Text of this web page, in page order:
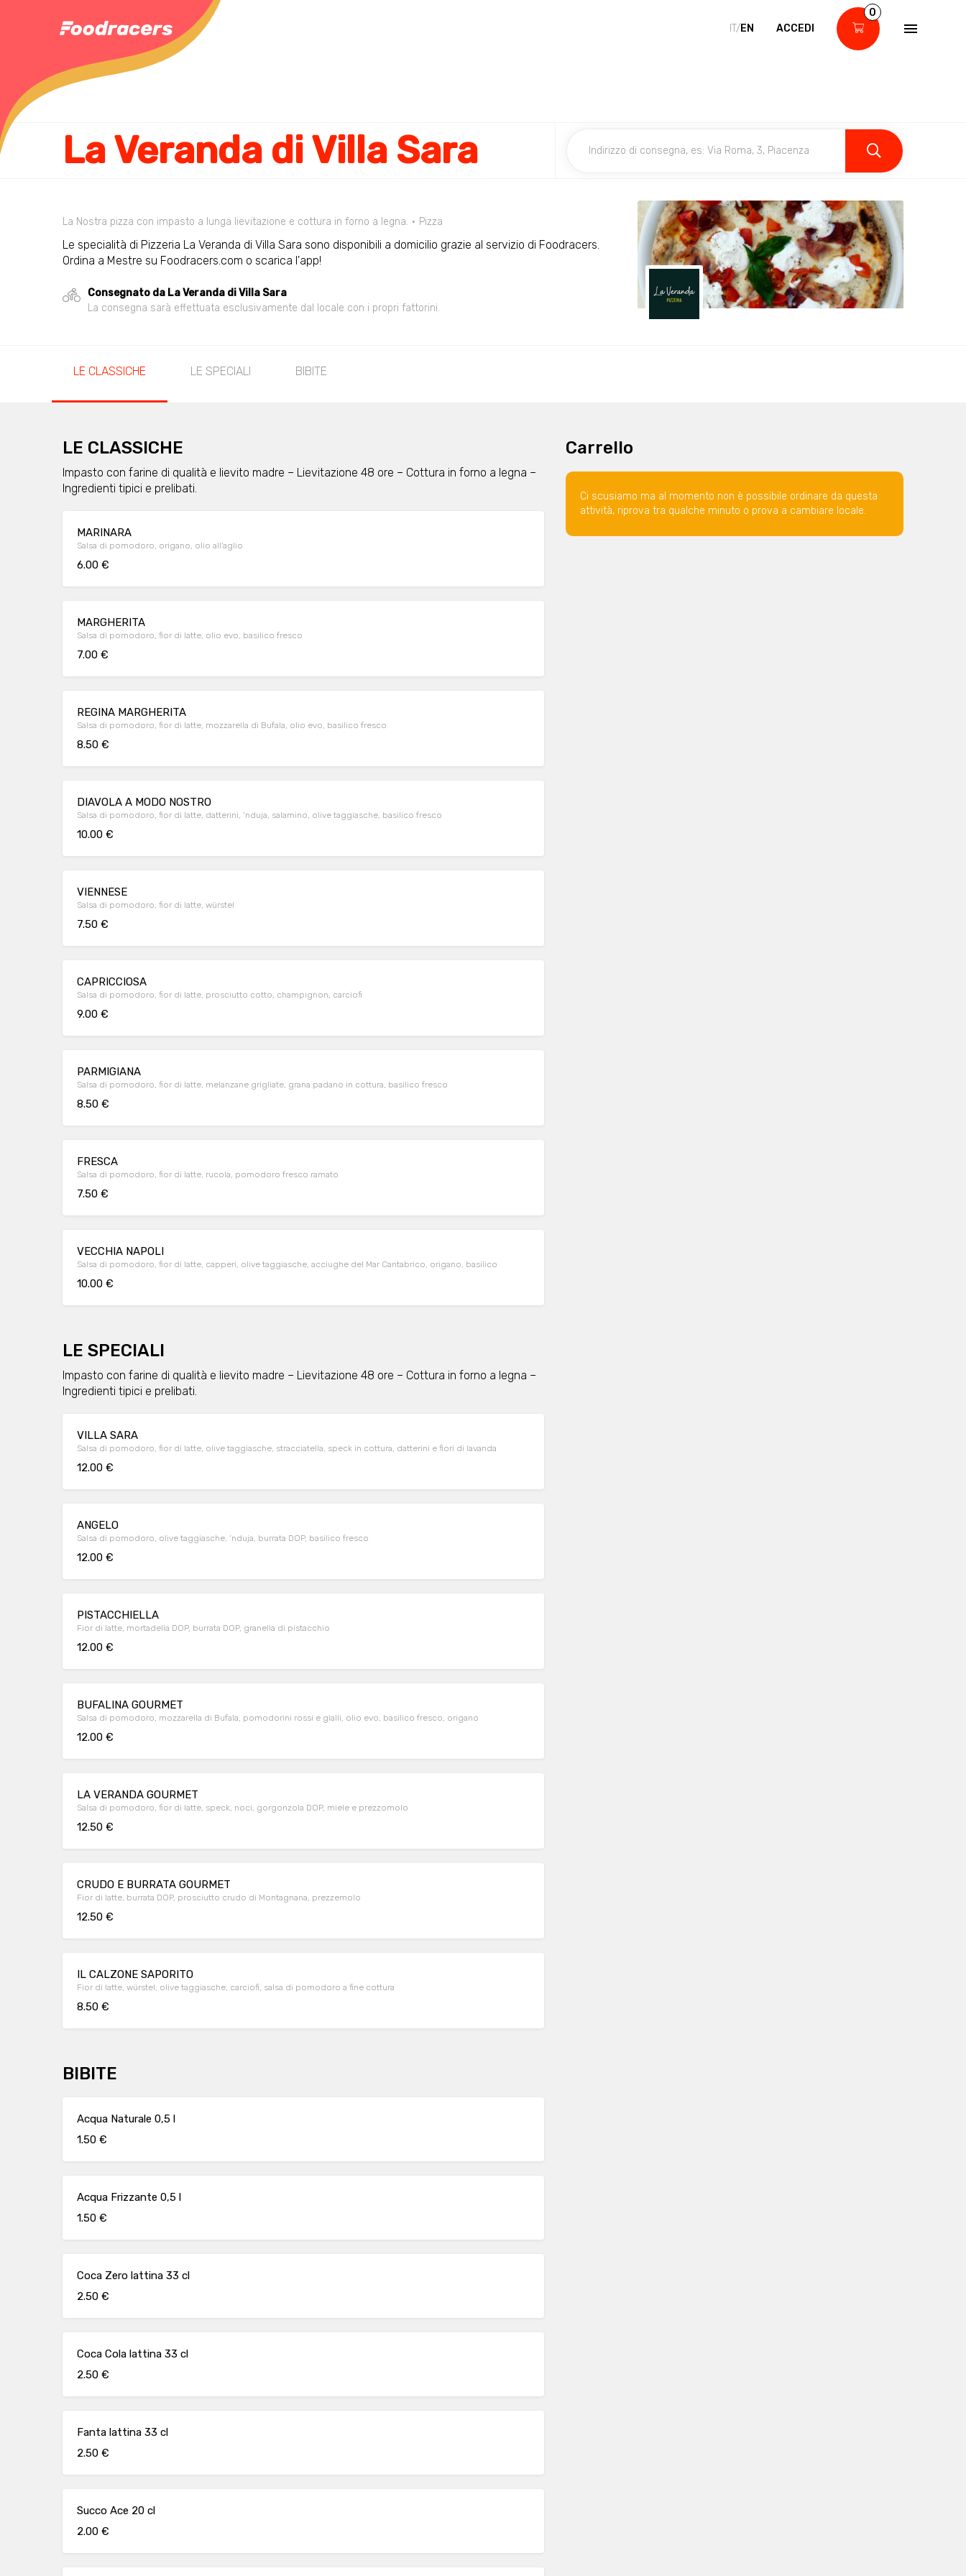
IT/EN ACCEDI
0
La Veranda di Villa Sara
La Nostra pizza con impasto a lunga lievitazione e cottura in forno a legna. Pizza
Le specialità di Pizzeria La Veranda di Villa Sara sono disponibili a domicilio grazie al servizio di Foodracers.
Ordina a Mestre su Foodracers.com o scarica l'app!
Consegnato da La Veranda di Villa Sara
La consegna sarà effettuata esclusivamente dal locale con i propri fattorini.
LE CLASSICHE LE SPECIALI BIBITE
LE CLASSICHE
Impasto con farine di qualità e lievito madre – Lievitazione 48 ore – Cottura in forno a legna –
Ingredienti tipici e prelibati.
MARINARA
Salsa di pomodoro, origano, olio all’aglio
6.00 €
MARGHERITA
Salsa di pomodoro, fior di latte, olio evo, basilico fresco
7.00 €
REGINA MARGHERITA
Salsa di pomodoro, fior di latte, mozzarella di Bufala, olio evo, basilico fresco
8.50 €
DIAVOLA A MODO NOSTRO
Salsa di pomodoro, fior di latte, datterini, ‘nduja, salamino, olive taggiasche, basilico fresco
10.00 €
VIENNESE
Salsa di pomodoro, fior di latte, würstel
7.50 €
CAPRICCIOSA
Salsa di pomodoro, fior di latte, prosciutto cotto, champignon, carciofi
9.00 €
PARMIGIANA
Salsa di pomodoro, fior di latte, melanzane grigliate, grana padano in cottura, basilico fresco
8.50 €
FRESCA
Salsa di pomodoro, fior di latte, rucola, pomodoro fresco ramato
7.50 €
VECCHIA NAPOLI
Salsa di pomodoro, fior di latte, capperi, olive taggiasche, acciughe del Mar Cantabrico, origano, basilico
10.00 €
LE SPECIALI
Impasto con farine di qualità e lievito madre – Lievitazione 48 ore – Cottura in forno a legna –
Ingredienti tipici e prelibati.
VILLA SARA
Salsa di pomodoro, fior di latte, olive taggiasche, stracciatella, speck in cottura, datterini e fiori di lavanda
12.00 €
ANGELO
Salsa di pomodoro, olive taggiasche, ‘nduja, burrata DOP, basilico fresco
12.00 €
PISTACCHIELLA
Fior di latte, mortadella DOP, burrata DOP, granella di pistacchio
12.00 €
BUFALINA GOURMET
Salsa di pomodoro, mozzarella di Bufala, pomodorini rossi e gialli, olio evo, basilico fresco, origano
12.00 €
LA VERANDA GOURMET
Salsa di pomodoro, fior di latte, speck, noci, gorgonzola DOP, miele e prezzomolo
12.50 €
CRUDO E BURRATA GOURMET
Fior di latte, burrata DOP, prosciutto crudo di Montagnana, prezzemolo
12.50 €
IL CALZONE SAPORITO
Fior di latte, würstel, olive taggiasche, carciofi, salsa di pomodoro a fine cottura
8.50 €
BIBITE
Acqua Naturale 0,5 l
1.50 €
Acqua Frizzante 0,5 l
1.50 €
Coca Zero lattina 33 cl
2.50 €
Coca Cola lattina 33 cl
2.50 €
Fanta lattina 33 cl
2.50 €
Succo Ace 20 cl
2.00 €
Carrello
Ci scusiamo ma al momento non è possibile ordinare da questa
attività, riprova tra qualche minuto o prova a cambiare locale.